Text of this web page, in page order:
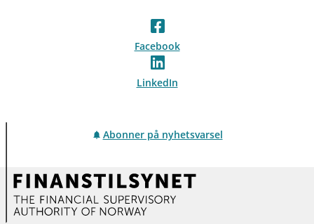
Facebook
LinkedIn
Abonner på nyhetsvarsel